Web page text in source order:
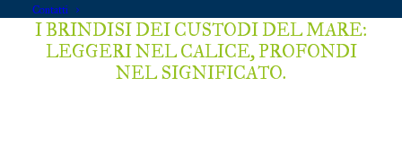
Contatti
I BRINDISI DEI CUSTODI DEL MARE:
LEGGERI NEL CALICE,PROFONDI
NEL SIGNIFICATO.